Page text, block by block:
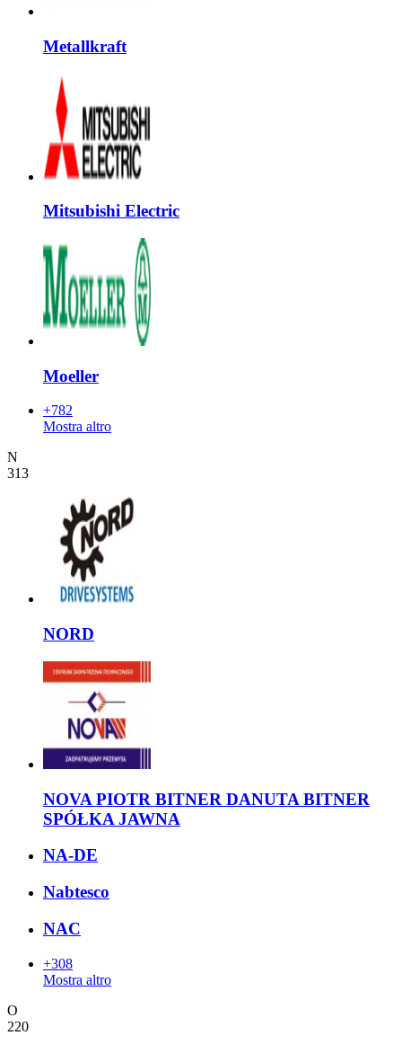
Metallkraft
Mitsubishi Electric
Moeller
+782
Mostra altro
N
313
NORD
NOVA PIOTR BITNER DANUTA BITNER
SPÓŁKA JAWNA
NA-DE
Nabtesco
NAC
+308
Mostra altro
O
220